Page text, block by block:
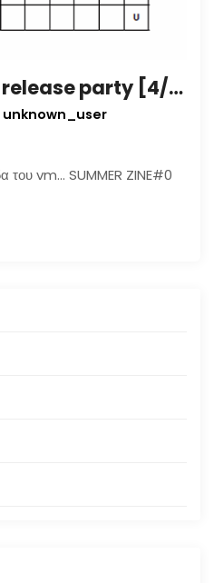
Summer Zine #0 release party [4/10@vm]
unknown_user
του vm… SUMMER ZINE#0